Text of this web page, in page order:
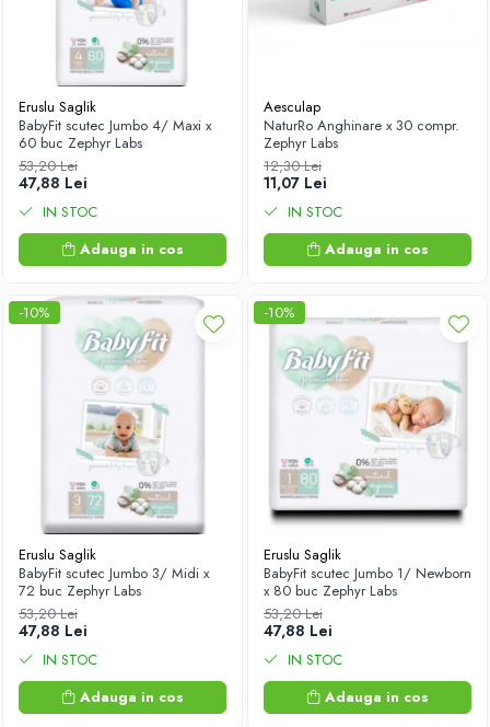
Eruslu Saglik
BabyFit scutec Jumbo 4/ Maxi x
60 buc Zephyr Labs
53,20 Lei
47,88 Lei
IN STOC
Adauga in cos
Aesculap
NaturRo Anghinare x 30 compr.
Zephyr Labs
12,30 Lei
11,07 Lei
IN STOC
Adauga in cos
-10%
Eruslu Saglik
BabyFit scutec Jumbo 3/ Midi x
72 buc Zephyr Labs
53,20 Lei
47,88 Lei
IN STOC
Adauga in cos
-10%
Eruslu Saglik
BabyFit scutec Jumbo 1/ Newborn
x 80 buc Zephyr Labs
53,20 Lei
47,88 Lei
IN STOC
Adauga in cos